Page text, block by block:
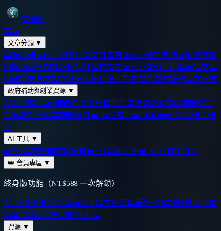
智研所
首頁
文章分類 ▼
學術寫作指南（總覽） 論文計畫書怎麼寫研究方法怎麼選文獻
回顧怎麼做問卷怎麼設計學位論文怎麼寫期刊投稿準備論文基
礎研究方法文獻質性研究量化研究問卷設計問卷調查論文格式
政府補助與創業資源 ▼
SBIR 申請指南補助額度試算補助計畫攻略政府補助補助核定
金額統計各產業補助統計👑 政府補助案資料庫👑 AI 寫作工作
台
AI 工具 ▼
arXiv 論文搜尋文獻搜尋👑 AI 學術助手👑 AI 寫作工作台
👑 會員專區 ▼
終身版功能（NT$588 一次解鎖）
AI 寫作工作台AI 學術助手論文收藏與筆記AI 解讀歷史政府補
助案資料庫完整功能對比 →
資源 ▼